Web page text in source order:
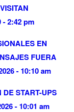
- 2:42 pm
EN
FUERA
- 10:10 am
START-UPS
- 10:01 am